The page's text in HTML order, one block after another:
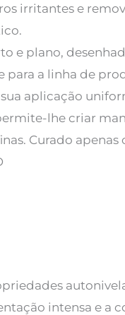
irritantes e
e plano,
para a linha de
aplicação
lhe criar
Curado apenas
intensa e a